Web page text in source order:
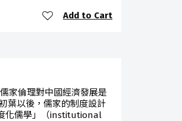
Add to Cart
家倫理對中國經濟發展是
葉以後，儒家的制度設計
化儒學」（institutional